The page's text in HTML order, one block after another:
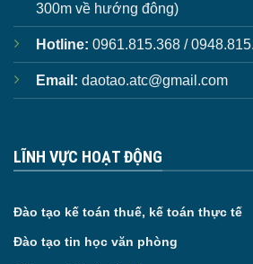
300m về hướng đông)
Hotline: 0961.815.368 /
Email: daotao.atc@gmail.com
LĨNH VỰC HOẠT ĐỘNG
Đào tạo kế toán thuế, kế toán thực tế
Đào tạo tin học văn phòng